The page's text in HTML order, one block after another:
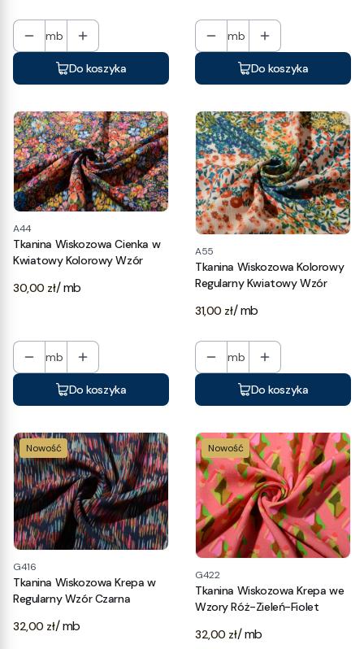
mb
Do koszyka
mb
Do koszyka
A44
Tkanina Wiskozowa Cienka w
Kwiatowy Kolorowy Wzór
Cena
30,00 zł/ mb
mb
Do koszyka
A55
Tkanina Wiskozowa Kolorowy
Regularny Kwiatowy Wzór
Cena
31,00 zł/ mb
mb
Do koszyka
Nowość
G416
Tkanina Wiskozowa Krepa w
Regularny Wzór Czarna
Cena
32,00 zł/ mb
Nowość
G422
Tkanina Wiskozowa Krepa we
Wzory Róż-Zieleń-Fiolet
Cena
32,00 zł/ mb